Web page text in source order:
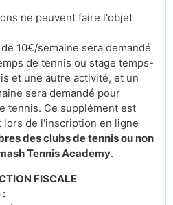
ne peuvent faire l'objet
10€/semaine sera demandé
de tennis ou stage temps-
et une autre activité, et un
sera demandé pour
tennis. Ce supplément est
lors de l'inscription en ligne
des clubs de tennis ou non
Tennis Academy.
FISCALE
: